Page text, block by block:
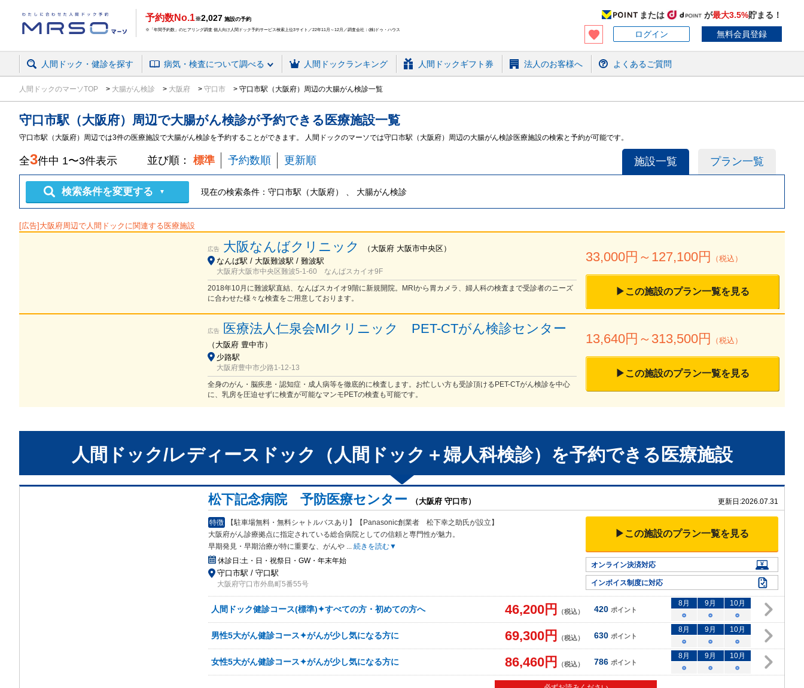
予約数No.1※2,027 施設の予約
※「年間予約数」のヒアリング調査 個人向け人間ドック予約サービス検索上位3サイト／22年11月～12月／調査会社：(株)ドゥ・ハウス
または が最大3.5%貯まる！
ログイン
無料会員登録
人間ドック・健診を探す 病気・検査について調べる 人間ドックランキング 人間ドックギフト券 法人のお客様へ よくあるご質問
人間ドックのマーソTOP 大腸がん検診 大阪府 守口市 守口市駅（大阪府）周辺の大腸がん検診一覧
守口市駅（大阪府）周辺で大腸がん検診が予約できる 医療施設一覧
守口市駅（大阪府）周辺では3件の医療施設で大腸がん検診を予約することができます。 人間ドックのマーソでは守口市駅（大阪府）周辺の大腸がん検診医療施設の検索と予約が可能です。
施設一覧 プラン一覧
全3件中 1〜3件表示 並び順： 標準 予約数順 更新順
検索条件を変更する ▼ 現在の検索条件： 守口市駅（大阪府） 、 大腸がん検診
[広告] 大阪府周辺で人間ドックに関連する医療施設
広告 大阪なんばクリニック （ 大阪府 大阪市中央区）
なんば駅 / 大阪難波駅 / 難波駅
大阪府大阪市中央区難波5-1-60 なんばスカイオ9F
2018年10月に難波駅直結、なんばスカイオ9階に新規開院。MRIから胃カメラ、婦人科の検査まで受診者のニーズ
に合わせた様々な検査をご用意しております。
33,000円～ 127,100円 （税込）
▶この施設のプラン一覧を見る
広告 医療法人仁泉会MIクリニック PET-CTがん検診センター
（ 大阪府 豊中市）
少路駅
大阪府豊中市少路1-12-13
全身のがん・脳疾患・認知症・成人病等を徹底的に検査します。お忙しい方も受診頂けるPET-CTがん検診を中心
に、乳房を圧迫せずに検査が可能なマンモPETの検査も可能です。
13,640円～ 313,500円 （税込）
▶この施設のプラン一覧を見る
人間ドック/レディースドック（人間ドック＋婦人科検診） を予約できる 医療施設
松下記念病院 予防医療センター （大阪府 守口市） 更新日:2026.07.31
特徴
【駐車場無料・無料シャトルバスあり】【Panasonic創業者 松下幸之助氏が設立】
大阪府がん診療拠点に指定されている総合病院としての信頼と専門性が魅力。
早期発見・早期治療が特に重要な、がんや ... 続きを読む▼
休診日:土・日・祝祭日・GW・年末年始
守口市駅 / 守口駅
大阪府守口市外島町5番55号
▶この施設のプラン一覧を見る
オンライン決済対応
インボイス制度に対応
人間ドック健診コース(標準)✦すべての方・初めての方へ 46,200円 （税込） 420 ポイント
8月 9月 10月
○
○ ○
男性5大がん健診コース✦がんが少し気になる方に 69,300円 （税込） 630 ポイント
8月 9月 10月
○
○ ○
女性5大がん健診コース✦がんが少し気になる方に 86,460円 （税込） 786 ポイント
8月 9月 10月
○
○ ○